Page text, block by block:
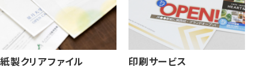
紙製クリアファイル 印刷サービス